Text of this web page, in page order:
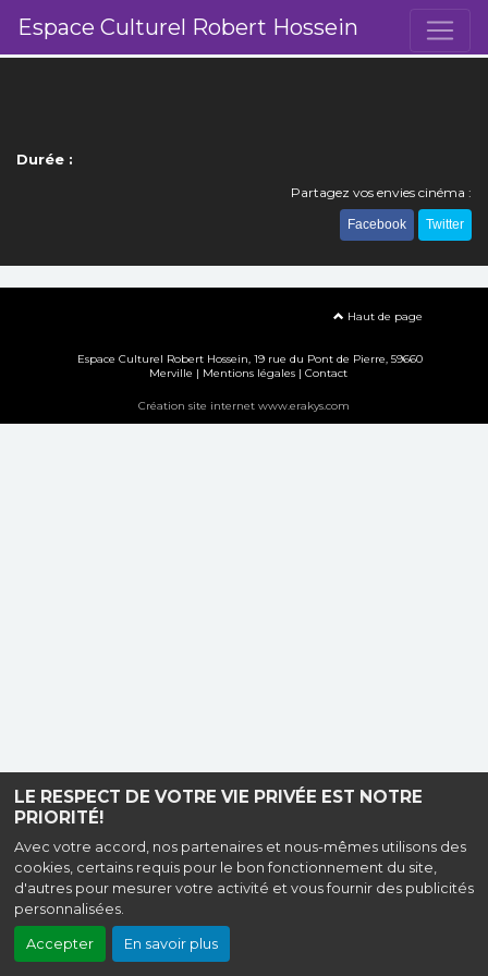
LE RESPECT DE VOTRE VIE PRIVÉE EST NOTRE
PRIORITÉ!
Avec votre accord, nos partenaires et nous-mêmes utilisons des
cookies, certains requis pour le bon fonctionnement du site,
d'autres pour mesurer votre activité et vous fournir des publicités
personnalisées.
Accepter En savoir plus
Espace Culturel Robert Hossein
Durée :
Partagez vos envies cinéma :
Facebook Twitter
Haut de page
Espace Culturel Robert Hossein, 19 rue du Pont de Pierre, 59660
Merville | Mentions légales| Contact
Création site internet www.erakys.com